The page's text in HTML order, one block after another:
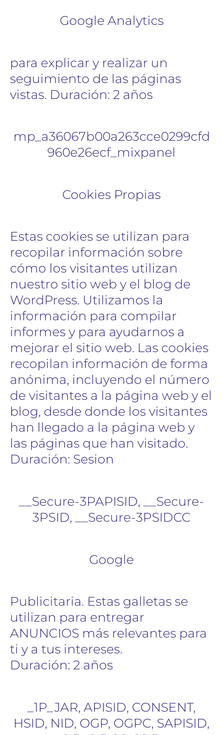
Google Analytics
para explicar y realizar un
seguimiento de las páginas
vistas. Duración: 2 años
mp_a36067b00a263cce0299cfd
960e26ecf_mixpanel
Cookies Propias
Estas cookies se utilizan para
recopilar información sobre
cómo los visitantes utilizan
nuestro sitio web y el blog de
WordPress. Utilizamos la
información para compilar
informes y para ayudarnos a
mejorar el sitio web. Las cookies
recopilan información de forma
anónima, incluyendo el número
de visitantes a la página web y el
blog, desde donde los visitantes
han llegado a la página web y
las páginas que han visitado.
Duración: Sesion
__Secure-3PAPISID, __Secure-
3PSID, __Secure-3PSIDCC
Google
Publicitaria. Estas galletas se
utilizan para entregar
ANUNCIOS más relevantes para
ti y a tus intereses.
Duración: 2 años
_1P_JAR, APISID, CONSENT,
HSID, NID, OGP, OGPC, SAPISID,